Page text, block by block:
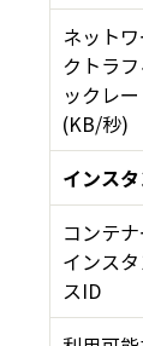
ネットワ
クトラフ
ックレ
(KB/秒)
インス
コンテナ
インス
スID